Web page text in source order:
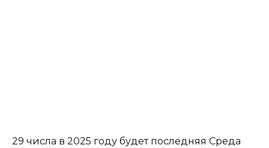
29 числа в 2025 году будет последняя Среда